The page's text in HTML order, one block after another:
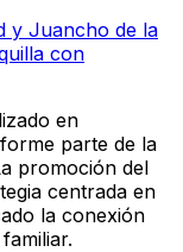
y Juancho de la
con
en
parte de la
promoción del
centrada en
la conexión